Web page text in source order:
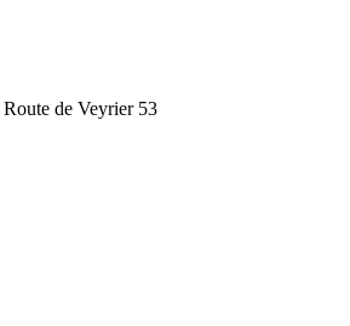
Route de Veyrier 53